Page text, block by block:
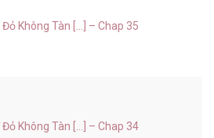
Đỏ Không Tàn [...] – Chap 35
Đỏ Không Tàn [...] – Chap 34